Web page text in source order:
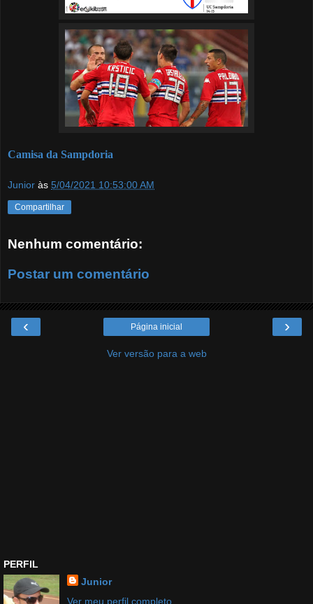
Camisa da Sampdoria
Junior às 5/04/2021 10:53:00 AM
Compartilhar
Nenhum comentário:
Postar um comentário
‹ ›
Página inicial
Ver versão para a web
PERFIL
Junior
Ver meu perfil completo